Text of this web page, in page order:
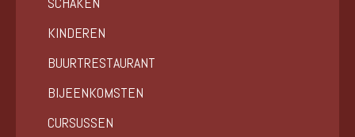
KINDEREN
BUURTRESTAURANT
BIJEENKOMSTEN
CURSUSSEN